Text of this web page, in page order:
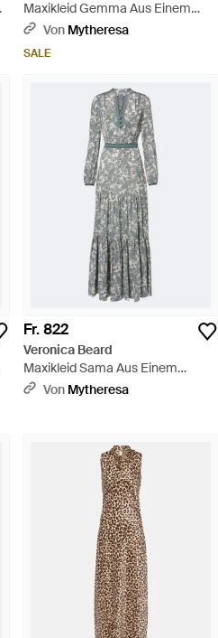
Maxikleid Gemma Aus Einem
Seidengemisch - Schwarz
Von Mytheresa
SALE
Fr. 822
Veronica Beard
Maxikleid Sama Aus Einem
Seidengemisch - Grau
Von Mytheresa